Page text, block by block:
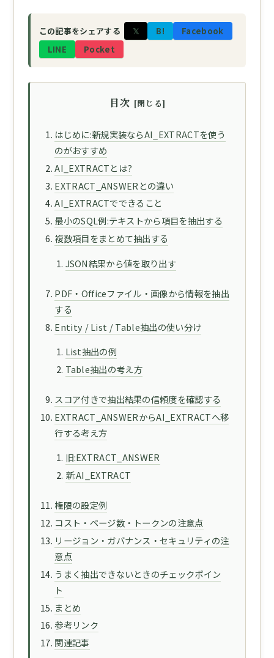
この記事をシェアする 𝕏 B!
Facebook
LINE
Pocket
目次
はじめに:新規実装ならAI_EXTRACTを使う
のがおすすめ
AI_EXTRACTとは?
EXTRACT_ANSWERとの違い
AI_EXTRACTでできること
最小のSQL例:テキストから項目を抽出する
複数項目をまとめて抽出する
JSON結果から値を取り出す
PDF・Officeファイル・画像から情報を抽出
する
Entity / List / Table抽出の使い分け
List抽出の例
Table抽出の考え方
スコア付きで抽出結果の信頼度を確認する
EXTRACT_ANSWERからAI_EXTRACTへ移
行する考え方
旧:EXTRACT_ANSWER
新:AI_EXTRACT
権限の設定例
コスト・ページ数・トークンの注意点
リージョン・ガバナンス・セキュリティの注
意点
うまく抽出できないときのチェックポイン
ト
まとめ
参考リンク
関連記事